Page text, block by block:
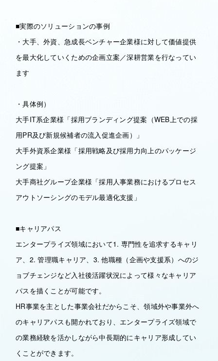
■実際のソリューションの事例
・大手、外資、急成長ベンチャー企業様に対して価値提供
を最大化していくための企画立案／深耕営業を行なってい
ます
・具体例）
大手IT系企業様「採用ブランディング提案（WEB上での採
用PR及び新規候補者の流入促進企画）」
大手外資系企業様「採用戦略及び採用力向上のパッケージ
ング提案」
大手商社グループ企業様「採用人事業務におけるプロセス
アウトソーシングのモデル最適化支援」
■キャリアパス
エンタープライズ領域において1. 専門性を追求するキャリ
ア、2. 管理職キャリア、3. 他職種（企画や支援系）へのジ
ョブチェンジなど入社後活躍状況によって様々なキャリア
パスを描くことが可能です。
HR事業を主とした事業会社だからこそ、領域外や事業外へ
のキャリアパスも開かれており、エンタープライズ領域で
の業務経験を活かしながら中長期的にキャリア形成してい
くことができます。